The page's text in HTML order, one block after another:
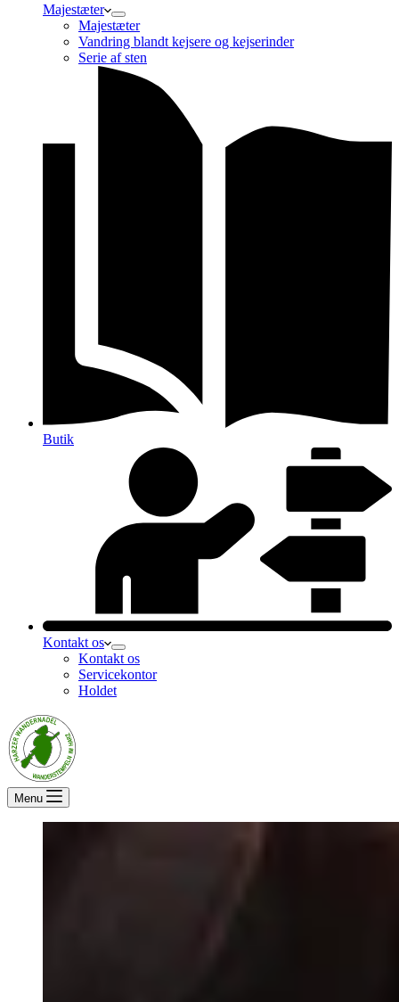
Majestæter
Majestæter
Vandring blandt kejsere og kejserinder
Serie af sten
Butik
Kontakt os
Kontakt os
Servicekontor
Holdet
Menu